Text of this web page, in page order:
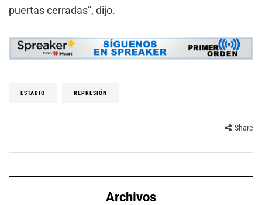
puertas cerradas”, dijo.
ESTADIO REPRESIÓN
Share
Archivos